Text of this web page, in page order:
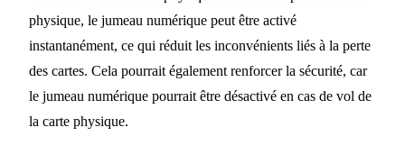
physique, le jumeau numérique peut être activé
instantanément, ce qui réduit les inconvénients liés à la perte
des cartes. Cela pourrait également renforcer la sécurité, car
le jumeau numérique pourrait être désactivé en cas de vol de
la carte physique.